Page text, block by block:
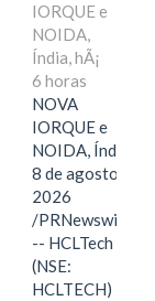
IORQUE e
NOIDA,
Índia, hÃ¡
6 horas
NOVA
IORQUE e
NOIDA, Índia,
8 de agosto de
2026
/PRNewswire/
-- HCLTech
(NSE:
HCLTECH)